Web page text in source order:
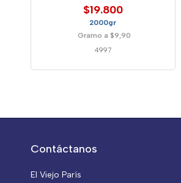
$19.800
2000gr
Gramo a $9,90
4997
Contáctanos
El Viejo París